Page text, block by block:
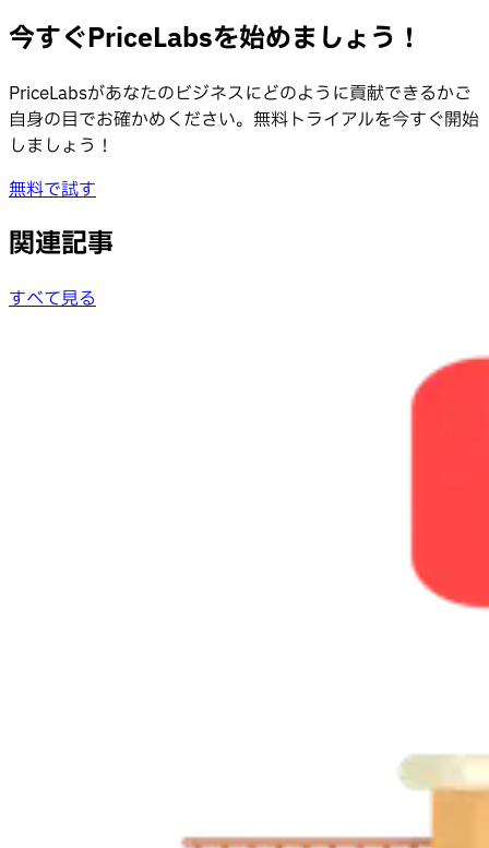
今すぐPriceLabsを始めましょう！
PriceLabsがあなたのビジネスにどのように貢献できるかご
自身の目でお確かめください。無料トライアルを今すぐ開始
しましょう！
無料で試す
関連記事
すべて見る